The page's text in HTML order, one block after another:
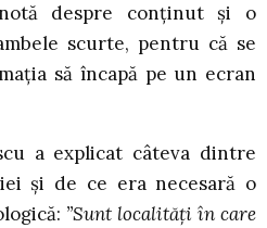
despre conținut și o
scurte, pentru că se
să încapă pe un ecran
a explicat câteva dintre
și de ce era necesară o
”Sunt localități în care